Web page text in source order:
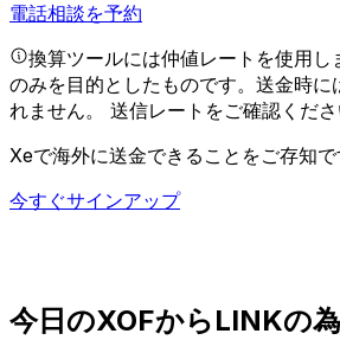
電話相談を予約
換算ツールには仲値レートを使用し
のみを目的としたものです。送金時に
れません。 送信レートをご確認くださ
Xeで海外に送金できることをご存知
今すぐサインアップ
今日のXOFからLINKの